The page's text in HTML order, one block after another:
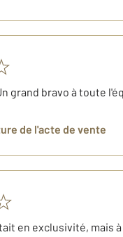
grand bravo à toute
de l'acte de vente
en exclusivité, mais